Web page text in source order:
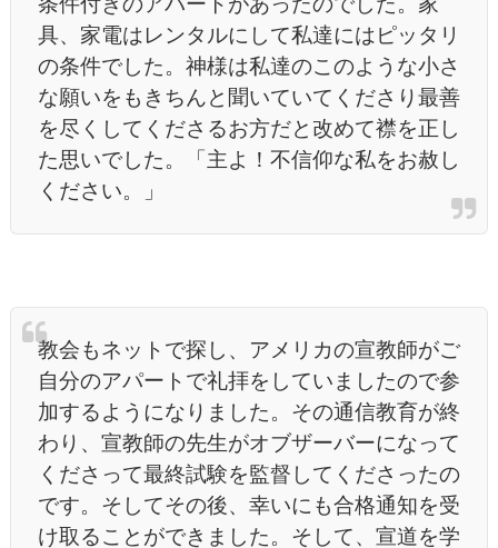
具、家電はレンタルにして私達にはピッタリ
の条件でした。神様は私達のこのような小さ
な願いをもきちんと聞いていてくださり最善
を尽くしてくださるお方だと改めて襟を正し
た思いでした。「主よ！不信仰な私をお赦し
ください。」
教会もネットで探し、アメリカの宣教師がご
自分のアパートで礼拝をしていましたので参
加するようになりました。その通信教育が終
わり、宣教師の先生がオブザーバーになって
くださって最終試験を監督してくださったの
です。そしてその後、幸いにも合格通知を受
け取ることができました。そして、宣道を学